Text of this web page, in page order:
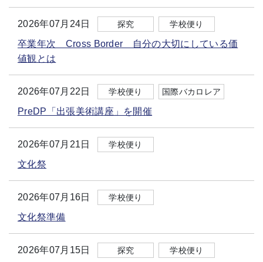
2026年07月24日 探究 学校便り
卒業年次 Cross Border 自分の大切にしている価
値観とは
2026年07月22日 学校便り 国際バカロレア
PreDP「出張美術講座」を開催
2026年07月21日 学校便り
文化祭
2026年07月16日 学校便り
文化祭準備
2026年07月15日 探究 学校便り